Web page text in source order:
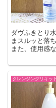
ダヴふきとり
まスルッと落
また、使用感
クレンジングリキッ